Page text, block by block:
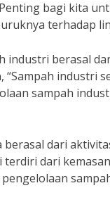
bagi kita
terhadap
industri berasal
industri
sampah
dari
terdiri dari